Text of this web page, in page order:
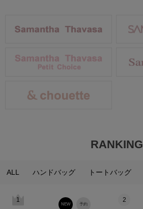
RANKING
ALL ハンドバッグ トートバッグ
1
予約
NEW
2